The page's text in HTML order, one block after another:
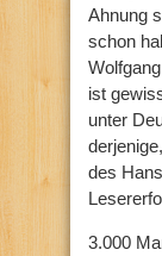
Ahnung
schon
ist
unter
des
3.000